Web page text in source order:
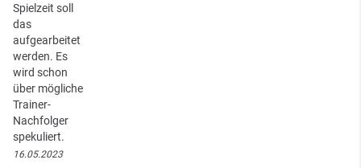
Spielzeit soll
das
aufgearbeitet
werden. Es
wird schon
über mögliche
Trainer-
Nachfolger
spekuliert.
16.05.2023